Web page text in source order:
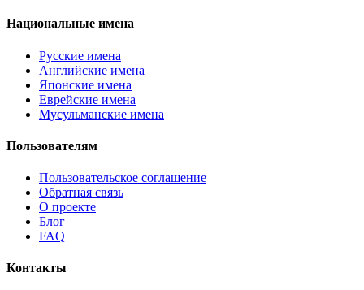
Национальные имена
Русские имена
Английские имена
Японские имена
Еврейские имена
Мусульманские имена
Пользователям
Пользовательское соглашение
Обратная связь
О проекте
Блог
FAQ
Контакты